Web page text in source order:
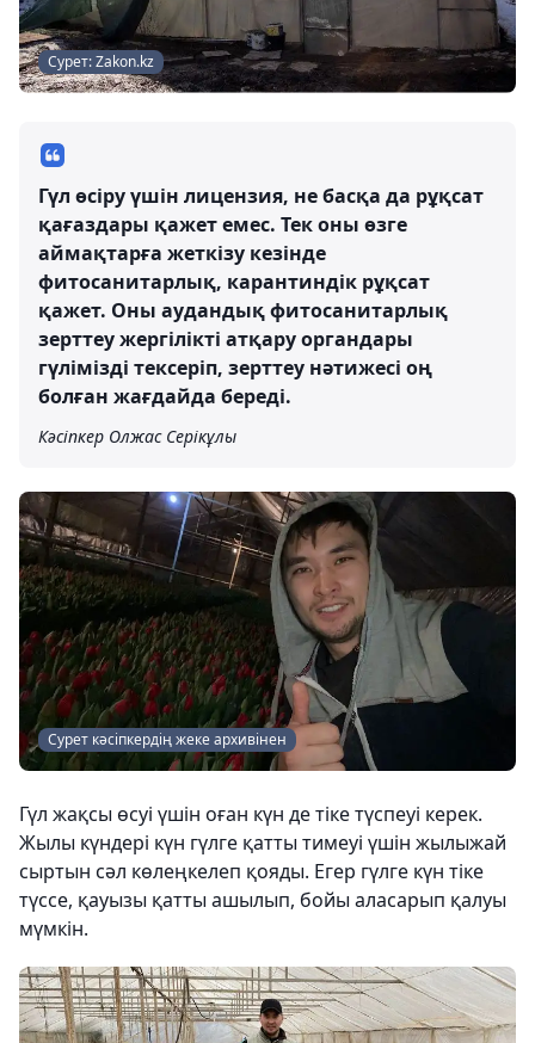
Сурет: Zakon.kz
Гүл өсіру үшін лицензия, не басқа да рұқсат
қағаздары қажет емес. Тек оны өзге
аймақтарға жеткізу кезінде
фитосанитарлық, карантиндік рұқсат
қажет. Оны аудандық фитосанитарлық
зерттеу жергілікті атқару органдары
гүлімізді тексеріп, зерттеу нәтижесі оң
болған жағдайда береді.
Кәсіпкер Олжас Серікұлы
Сурет кәсіпкердің жеке архивінен
Гүл жақсы өсуі үшін оған күн де тіке түспеуі керек.
Жылы күндері күн гүлге қатты тимеуі үшін жылыжай
сыртын сәл көлеңкелеп қояды. Егер гүлге күн тіке
түссе, қауызы қатты ашылып, бойы аласарып қалуы
мүмкін.